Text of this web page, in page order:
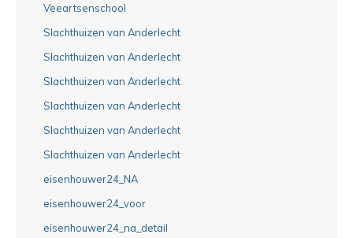
Veeartsenschool
Slachthuizen van Anderlecht
Slachthuizen van Anderlecht
Slachthuizen van Anderlecht
Slachthuizen van Anderlecht
Slachthuizen van Anderlecht
Slachthuizen van Anderlecht
eisenhouwer24_NA
eisenhouwer24_voor
eisenhouwer24_na_detail